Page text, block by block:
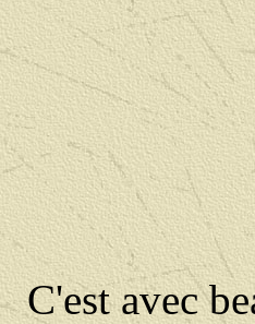
C'est avec